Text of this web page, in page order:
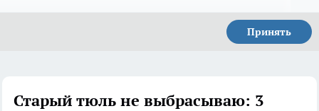
Принять
Старый тюль не выбрасываю: 3